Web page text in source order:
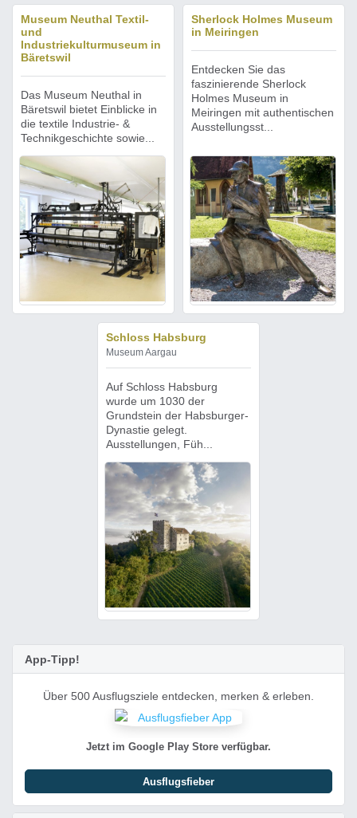
Museum Neuthal Textil-
und
Industriekulturmuseum in
Bäretswil
Das Museum Neuthal in
Bäretswil bietet Einblicke in
die textile Industrie- &
Technikgeschichte sowie...
Sherlock Holmes Museum
in Meiringen
Entdecken Sie das
faszinierende Sherlock
Holmes Museum in
Meiringen mit authentischen
Ausstellungsst...
Schloss Habsburg
Museum Aargau
Auf Schloss Habsburg
wurde um 1030 der
Grundstein der Habsburger-
Dynastie gelegt.
Ausstellungen, Füh...
App-Tipp!
Über 500 Ausflugsziele entdecken, merken & erleben.
Jetzt im Google Play Store verfügbar.
Ausflugsfieber